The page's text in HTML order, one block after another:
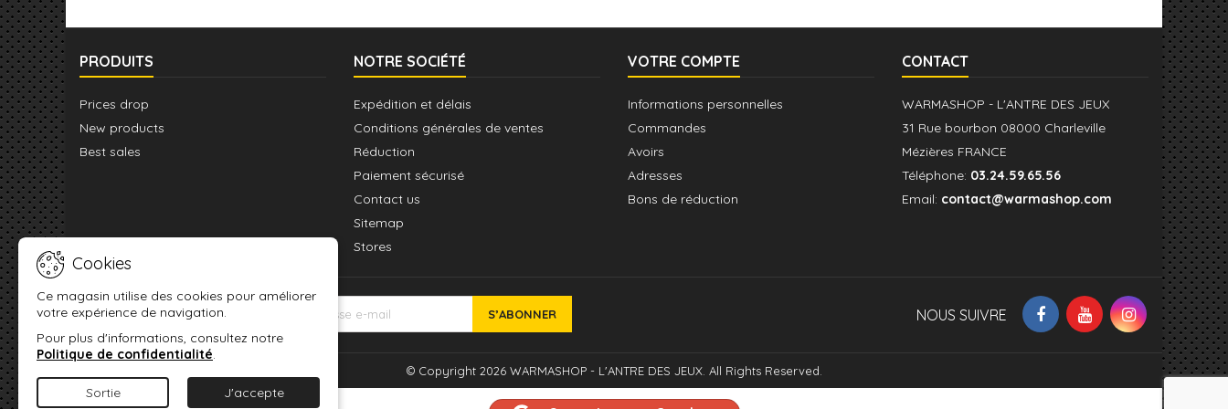
PRODUITS
Prices drop
New products
Best sales
NOTRE SOCIÉTÉ
Expédition et délais
Conditions générales de ventes
Réduction
Paiement sécurisé
Contact us
Sitemap
Stores
VOTRE COMPTE
Informations personnelles
Commandes
Avoirs
Adresses
Bons de réduction
CONTACT
WARMASHOP - L'ANTRE DES JEUX
31 Rue bourbon 08000 Charleville
Mézières FRANCE
Téléphone: 03.24.59.65.56
Email: contact@warmashop.com
Cookies
Ce magasin utilise des cookies pour améliorer
votre expérience de navigation.
Pour plus d'informations, consultez notre
Politique de confidentialité.
Sortie J'accepte
LETTRE D'INFORMATIONS NOUS SUIVRE
© Copyright 2026 WARMASHOP - L'ANTRE DES JEUX. All Rights Reserved.